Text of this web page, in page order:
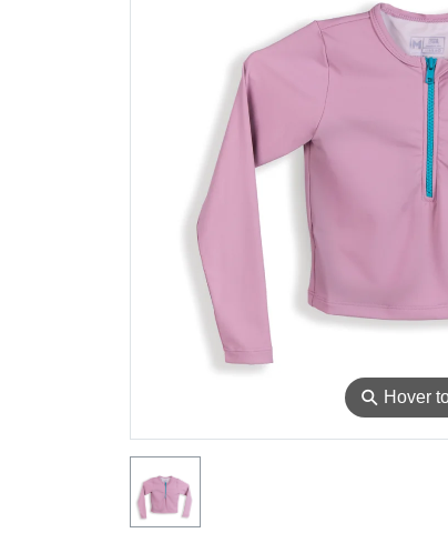
⚲ Hover